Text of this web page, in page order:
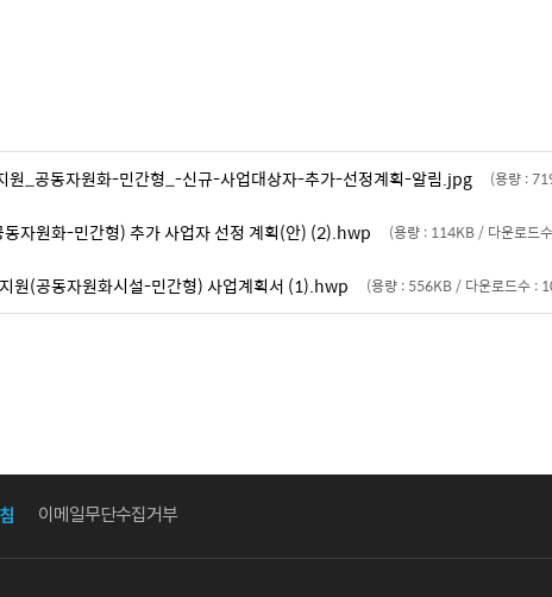
원_공동자원화-민간형_-신규-사업대상자-추가-선정계획-알림.jpg (용량 :
자원화-민간형) 추가 사업자 선정 계획(안) (2).hwp (용량 : 114KB / 다운로드
원(공동자원화시설-민간형) 사업계획서 (1).hwp (용량 : 556KB / 다운로드수 :
이메일무단수집거부